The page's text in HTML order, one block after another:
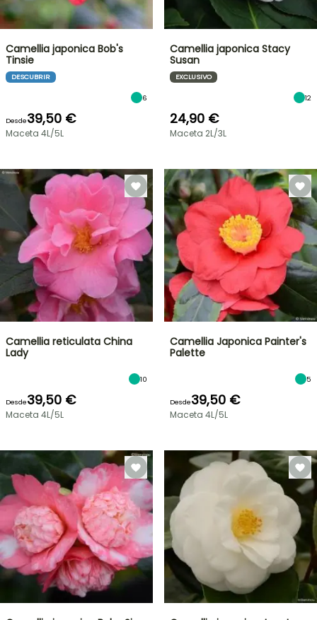
Camellia japonica Bob's
Tinsie
DESCUBRIR
6
Desde39,50 €
Maceta 4L/5L
Camellia japonica Stacy
Susan
EXCLUSIVO
12
24,90 €
Maceta 2L/3L
Camellia reticulata China
Lady
10
Desde39,50 €
Maceta 4L/5L
Camellia Japonica Painter's
Palette
5
Desde39,50 €
Maceta 4L/5L